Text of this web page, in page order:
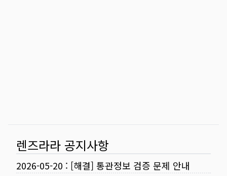
렌즈라라 공지사항
2026-05-20 : [해결] 통관정보 검증 문제 안내